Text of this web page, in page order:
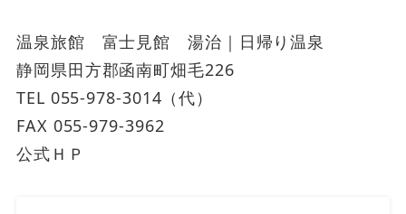
温泉旅館 富士見館 湯治｜日帰り温泉
静岡県田方郡函南町畑毛226
TEL 055-978-3014（代）
FAX 055-979-3962
公式ＨＰ